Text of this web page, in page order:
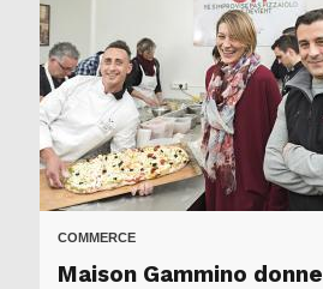
COMMERCE
Maison Gammino donne